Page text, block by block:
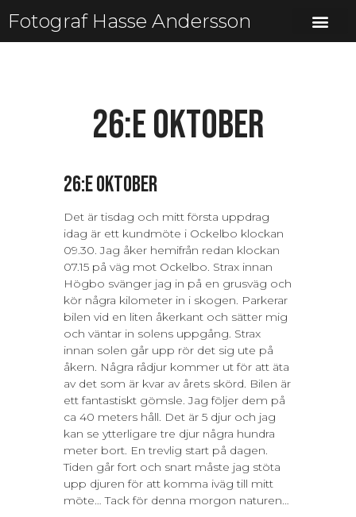
Fotograf Hasse Andersson
26:e oktober
26:e oktober
Det är tisdag och mitt första uppdrag
idag är ett kundmöte i Ockelbo klockan
09.30. Jag åker hemifrån redan klockan
07.15 på väg mot Ockelbo. Strax innan
Högbo svänger jag in på en grusväg och
kör några kilometer in i skogen. Parkerar
bilen vid en liten åkerkant och sätter mig
och väntar in solens uppgång. Strax
innan solen går upp rör det sig ute på
åkern. Några rådjur kommer ut för att äta
av det som är kvar av årets skörd. Bilen är
ett fantastiskt gömsle. Jag följer dem på
ca 40 meters håll. Det är 5 djur och jag
kan se ytterligare tre djur några hundra
meter bort. En trevlig start på dagen.
Tiden går fort och snart måste jag stöta
upp djuren för att komma iväg till mitt
möte… Tack för denna morgon naturen…